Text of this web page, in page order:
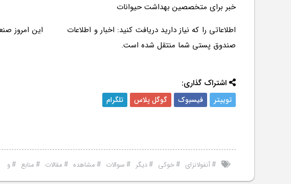
خبر برای متخصصین بهداشت حیوانات
اطلاعاتی را که نیاز دارید دریافت کنید: اخبار و اطلاعات این
صندوق پستی شما منتقل شده است.
اشتراک گذاری:
توییتر فیسبوک گوگل پلاس تلگرام
#آنفولانزای #خوکی #دیگر #سوالات #مشاهده #مقالات #منابع #و